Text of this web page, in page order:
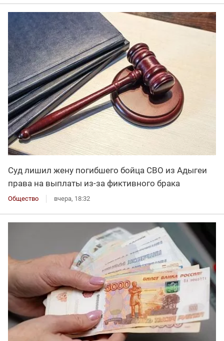
Суд лишил жену погибшего бойца СВО из Адыгеи
права на выплаты из-за фиктивного брака
Общество вчера, 18:32